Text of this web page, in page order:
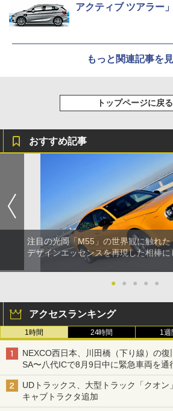
アクティブ ツアラー」
もっと関連記事を
トップページに戻る
おすすめ記事
注目の光岡「M55」の世界観に触れ
デザインエッセンスを再現した相棒に
● ● ● ● ●
アクセスランキング
1時間 24時間 1週
NEXCO西日本、川田橋（下り線）の
SA〜八代ICで8月9日中に緊急車両を通
UDトラックス、大型トラック「クオン
キャブトラクタ追加